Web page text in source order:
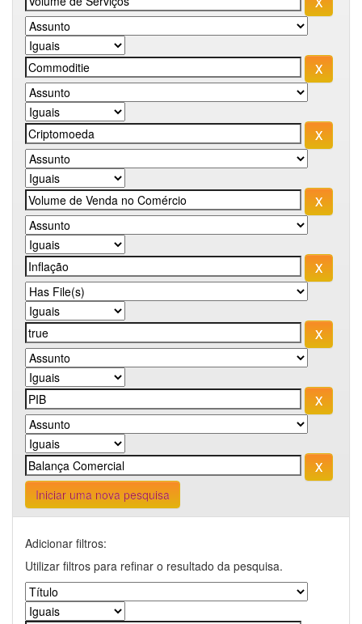
Iniciar uma nova pesquisa
Adicionar filtros:
Utilizar filtros para refinar o resultado da pesquisa.